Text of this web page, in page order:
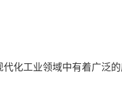
代化工业领域中有着广泛